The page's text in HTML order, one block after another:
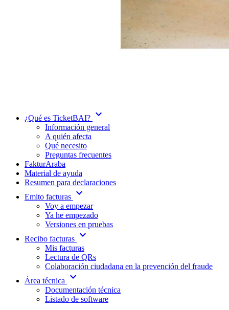
¿Qué es TicketBAI? expand_more
Información general
A quién afecta
Qué necesito
Preguntas frecuentes
FakturAraba
Material de ayuda
Resumen para declaraciones
Emito facturas expand_more
Voy a empezar
Ya he empezado
Versiones en pruebas
Recibo facturas expand_more
Mis facturas
Lectura de QRs
Colaboración ciudadana en la prevención del fraude
Área técnica
expand_more
Documentación técnica
Listado de software